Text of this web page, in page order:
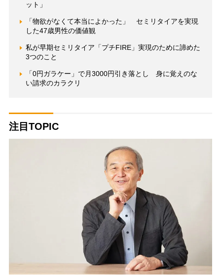
ット」
「物欲がなくて本当によかった」 セミリタイアを実現
した47歳男性の価値観
私が早期セミリタイア「プチFIRE」実現のために諦めた
3つのこと
「0円ガラケー」で月3000円引き落とし 身に覚えのな
い請求のカラクリ
注目TOPIC